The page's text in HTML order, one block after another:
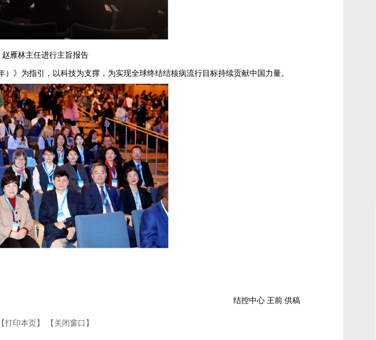
赵雁林主任进行主旨报告
》为指引，以科技为支撑，为实现全球终结结核病流行目标持续贡献中国力量。
结控中心 王前 供稿
【打印本页】 【关闭窗口】